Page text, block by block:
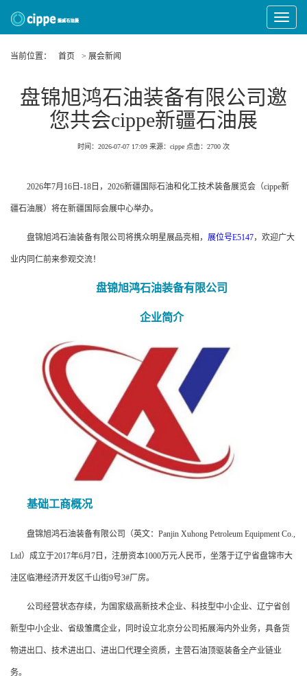
Toggle
当前位置：
首页 > 展会新闻
盘锦旭鸿石油装备有限公司邀
您共会cippe新疆石油展
时间：2026-07-07 17:09 来源：cippe 点击： 2700 次
2026年7月16日-18日，2026新疆国际石油和化工技术装备展览会（cippe新
疆石油展）将在新疆国际会展中心举办。
盘锦旭鸿石油装备有限公司将携众明星展品亮相， 展位号E5147，欢迎广大
业内同仁前来参观交流！
盘锦旭鸿石油装备有限公司
企业简介
基础工商概况
盘锦旭鸿石油装备有限公司（英文：Panjin Xuhong Petroleum Equipment Co.,
Ltd）成立于2017年6月7日，注册资本1000万元人民币，坐落于辽宁省盘锦市大
洼区临港经济开发区千山街9号3#厂房。
公司经营状态存续，为国家级高新技术企业、科技型中小企业、辽宁省创
新型中小企业、省级雏鹰企业，同时设立北京分公司拓展海内外业务，具备货
物进出口、技术进出口、进出口代理全资质，主营石油顶驱装备全产业链业
务。